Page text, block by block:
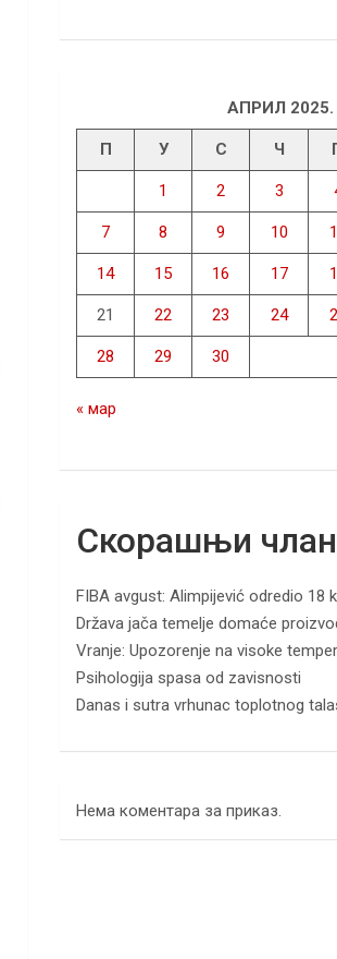
АПРИЛ 2025.
П У С Ч
1 2 3
7 8 9 10
14 15 16 17
21 22 23 24
28 29 30
« мар
Скорашњи
FIBA avgust: Alimpijević odredio 18
Država jača temelje domaće
Vranje: Upozorenje na visoke
Psihologija spasa od zavisnosti
Danas i sutra vrhunac toplotnog
Нема коментара за приказ.